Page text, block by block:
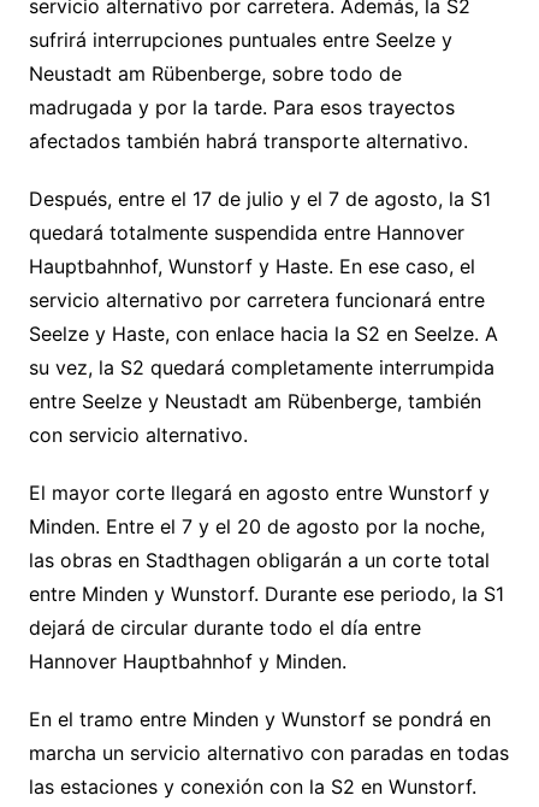
servicio alternativo por carretera. Además, la S2
sufrirá interrupciones puntuales entre Seelze y
Neustadt am Rübenberge, sobre todo de
madrugada y por la tarde. Para esos trayectos
afectados también habrá transporte alternativo.
Después, entre el 17 de julio y el 7 de agosto, la S1
quedará totalmente suspendida entre Hannover
Hauptbahnhof, Wunstorf y Haste. En ese caso, el
servicio alternativo por carretera funcionará entre
Seelze y Haste, con enlace hacia la S2 en Seelze. A
su vez, la S2 quedará completamente interrumpida
entre Seelze y Neustadt am Rübenberge, también
con servicio alternativo.
El mayor corte llegará en agosto entre Wunstorf y
Minden. Entre el 7 y el 20 de agosto por la noche,
las obras en Stadthagen obligarán a un corte total
entre Minden y Wunstorf. Durante ese periodo, la S1
dejará de circular durante todo el día entre
Hannover Hauptbahnhof y Minden.
En el tramo entre Minden y Wunstorf se pondrá en
marcha un servicio alternativo con paradas en todas
las estaciones y conexión con la S2 en Wunstorf.